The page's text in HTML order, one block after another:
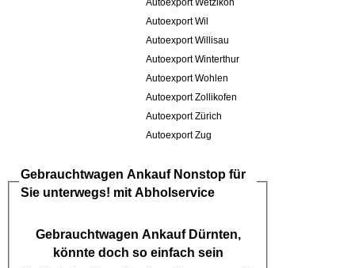
Autoexport Wetzikon
Autoexport Wil
Autoexport Willisau
Autoexport Winterthur
Autoexport Wohlen
Autoexport Zollikofen
Autoexport Zürich
Autoexport Zug
Gebrauchtwagen AnkaufNonstop für
Sie unterwegs! mit Abholservice
Gebrauchtwagen Ankauf Dürnten,
könnte doch so einfach sein